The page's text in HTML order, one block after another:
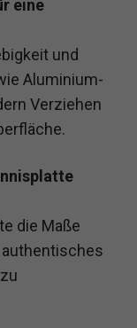
eine
und
Aluminium-
Verziehen
die Maße
authentisches